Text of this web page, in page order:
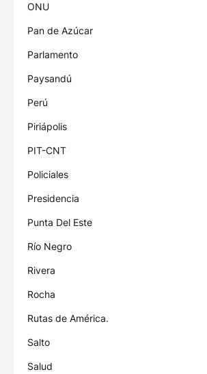
ONU
Pan de Azúcar
Parlamento
Paysandú
Perú
Piriápolis
PIT-CNT
Policiales
Presidencia
Punta Del Este
Río Negro
Rivera
Rocha
Rutas de América.
Salto
Salud